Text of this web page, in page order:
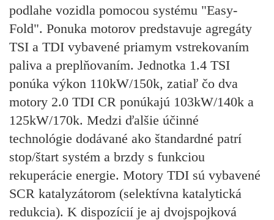
podlahe vozidla pomocou systému "Easy-
Fold". Ponuka motorov predstavuje agregáty
TSI a TDI vybavené priamym vstrekovaním
paliva a preplňovaním. Jednotka 1.4 TSI
ponúka výkon 110kW/150k, zatiaľ čo dva
motory 2.0 TDI CR ponúkajú 103kW/140k a
125kW/170k. Medzi ďalšie účinné
technológie dodávané ako štandardné patrí
stop/štart systém a brzdy s funkciou
rekuperácie energie. Motory TDI sú vybavené
SCR katalyzátorom (selektívna katalytická
redukcia). K dispozícií je aj dvojspojková